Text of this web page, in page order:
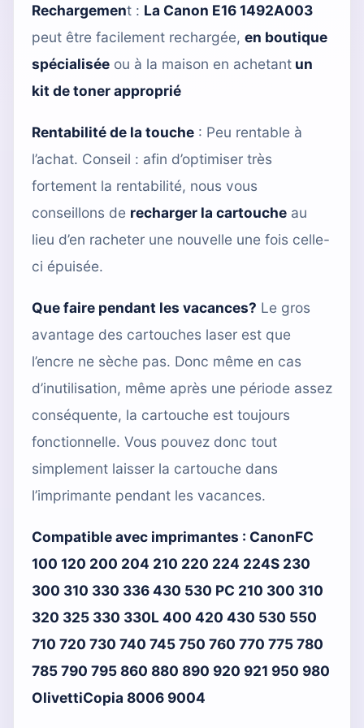
Rechargement : La Canon E16 1492A003
peut être facilement rechargée, en boutique
spécialisée ou à la maison en achetant un
kit de toner approprié
Rentabilité de la touche : Peu rentable à
l’achat. Conseil : afin d’optimiser très
fortement la rentabilité, nous vous
conseillons de recharger la cartouche au
lieu d’en racheter une nouvelle une fois celle-
ci épuisée.
Que faire pendant les vacances? Le gros
avantage des cartouches laser est que
l’encre ne sèche pas. Donc même en cas
d’inutilisation, même après une période assez
conséquente, la cartouche est toujours
fonctionnelle. Vous pouvez donc tout
simplement laisser la cartouche dans
l’imprimante pendant les vacances.
Compatible avec imprimantes : CanonFC
100 120 200 204 210 220 224 224S 230
300 310 330 336 430 530 PC 210 300 310
320 325 330 330L 400 420 430 530 550
710 720 730 740 745 750 760 770 775 780
785 790 795 860 880 890 920 921 950 980
OlivettiCopia 8006 9004